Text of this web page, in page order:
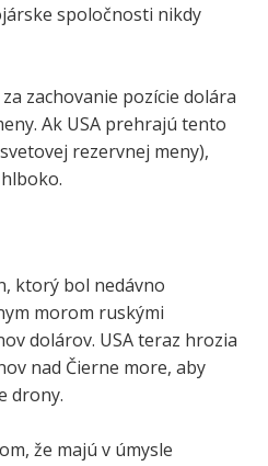
spoločnosti nikdy
zachovanie pozície dolára
Ak USA prehrajú tento
rezervnej meny),
ktorý bol nedávno
morom ruskými
dolárov. USA teraz hrozia
nad Čierne more, aby
drony.
že majú v úmysle